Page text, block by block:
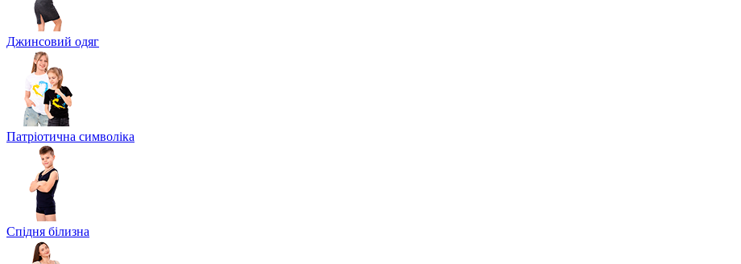
Джинсовий одяг
Патріотична символіка
Спідня білизна